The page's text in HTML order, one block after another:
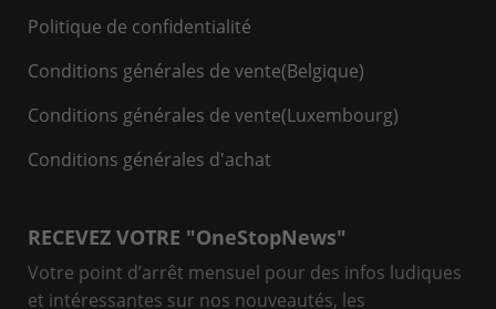
Politique de confidentialité
Conditions générales de vente(Belgique)
Conditions générales de vente(Luxembourg)
Conditions générales d'achat
RECEVEZ VOTRE "OneStopNews"
Votre point d’arrêt mensuel pour des infos ludiques
et intéressantes sur nos nouveautés, les